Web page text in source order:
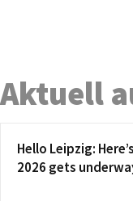
Aktuell
Hello Leipzig:
2026 gets